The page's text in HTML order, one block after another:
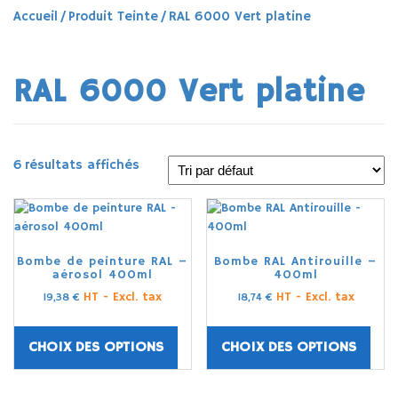
Accueil / Produit Teinte / RAL 6000 Vert platine
RAL 6000 Vert platine
6 résultats affichés
Bombe de peinture RAL –
aérosol 400ml
19,38€ HT - Excl. tax
CHOIX DES OPTIONS
Bombe RAL Antirouille –
400ml
18,74 € HT - Excl. tax
CHOIX DES OPTIONS